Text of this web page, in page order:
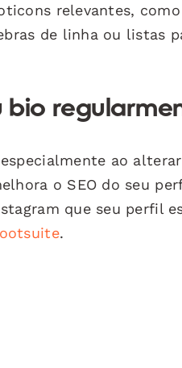
relevantes,
de linha ou listas
bio
ao
o SEO do seu
que seu perfil
.